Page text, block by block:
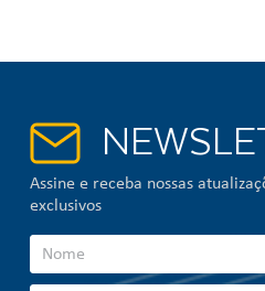
Assine e receba nossas
exclusivos